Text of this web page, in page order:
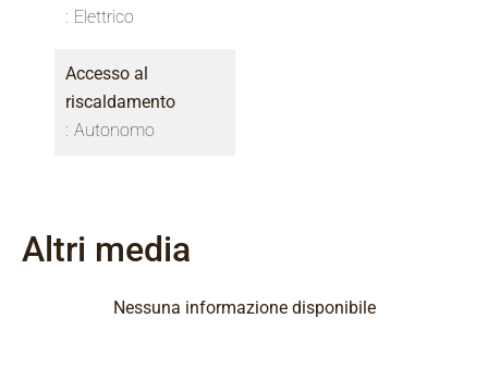
Elettrico
Accesso al
riscaldamento
Autonomo
Altri media
Nessuna informazione disponibile